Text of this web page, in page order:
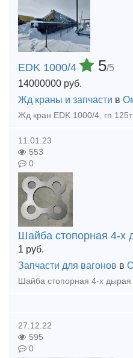
EDK 1000/4 5/5
14000000 руб.
Жд краны и запчасти в
11.01.23
553
0
Шайба стопорная 4-х
1 руб.
Запчасти для вагонов в
27.12.22
595
0